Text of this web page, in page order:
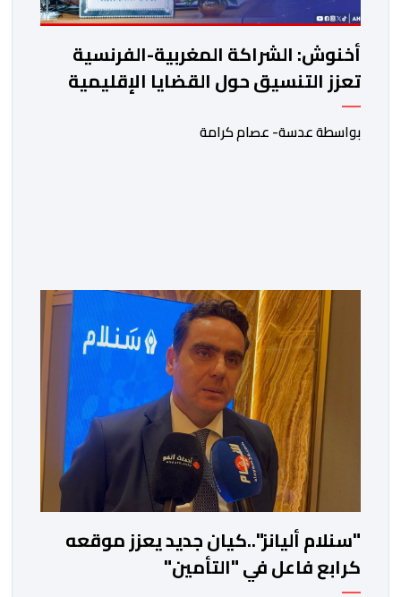
أخنوش: الشراكة المغربية-الفرنسية
تعزز التنسيق حول القضايا الإقليمية
والدولية الكبرى
بواسطة عدسة- عصام كرامة
"سنلام أليانز"..كيان جديد يعزز موقعه
كرابع فاعل في "التأمين"